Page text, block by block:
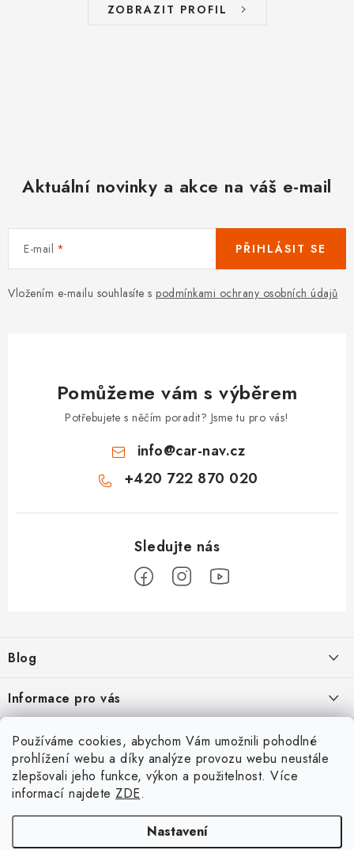
Používáme cookies, abychom Vám umožnili pohodlné
prohlížení webu a díky analýze provozu webu neustále
zlepšovali jeho funkce, výkon a použitelnost. Více
informací najdete ZDE.
Nastavení
ZOBRAZIT PROFIL
Aktuální novinky a akce na váš e-mail
E-mail
Vložením e-mailu souhlasíte s podmínkami ochrany osobních údajů
PŘIHLÁSIT SE
Pomůžeme vám s výběrem
Potřebujete s něčím poradit? Jsme tu pro vás!
info@car-nav.cz
+420 722 870 020
p
a
t
Blog
Škoad Karoq - Škoda Amundsen MIB3 aktualizace map a kódování
VW Passat 3G (B8) FL - bezdrátový App-Connect VW Discover
Media MIB3
Informace pro vás
Podmínky ochrany osobních údajů
Obchodní podmínky
Moje objednávka
Facebook
Přihlášení